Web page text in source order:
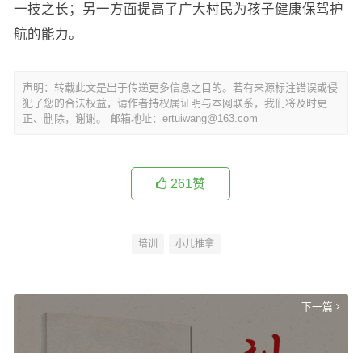
一技之长；另一方面提高了广大村民为孩子健康保驾护
航的能力。
声明：转载此文是出于传递更多信息之目的。若有来源标注错误或侵
犯了您的合法权益，请作者持权属证明与本网联系，我们将及时更
正、删除，谢谢。 邮箱地址：ertuiwang@163.com
261赞
培训 小儿推拿
下一篇